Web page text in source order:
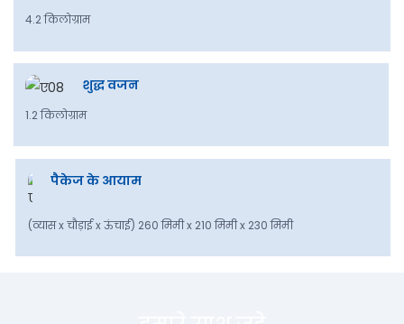
4.2 किलोग्राम
शुद्ध वजन
1.2 किलोग्राम
पैकेज के आयाम
(व्यास x चौड़ाई x ऊंचाई) 260 मिमी x 210 मिमी x 230 मिमी